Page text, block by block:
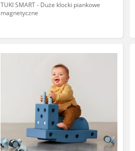
TUKI SMART - Duże klocki piankowe
magnetyczne